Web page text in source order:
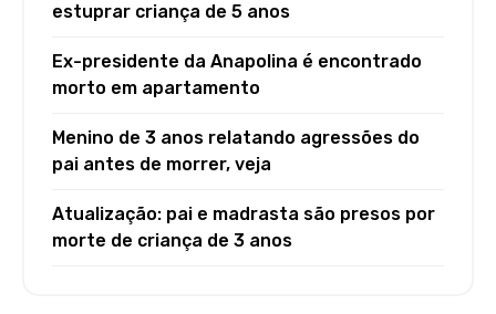
estuprar criança de 5 anos
Ex-presidente da Anapolina é encontrado
morto em apartamento
Menino de 3 anos relatando agressões do
pai antes de morrer, veja
Atualização: pai e madrasta são presos por
morte de criança de 3 anos